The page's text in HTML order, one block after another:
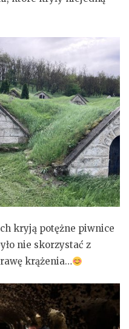
kryją potężne piwnice
nie skorzystać z
krążenia…